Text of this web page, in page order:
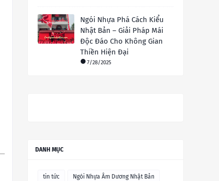
Ngói Nhựa Phá Cách Kiểu
Nhật Bản – Giải Pháp Mái
Độc Đáo Cho Không Gian
Thiền Hiện Đại
7/28/2025
DANH MỤC
tin tức Ngói Nhựa Âm Dương Nhật Bản